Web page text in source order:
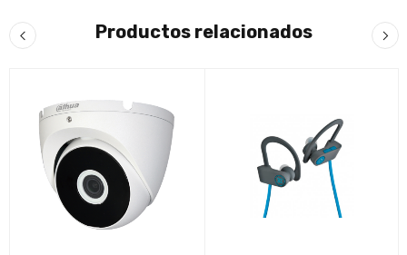
Productos relacionados